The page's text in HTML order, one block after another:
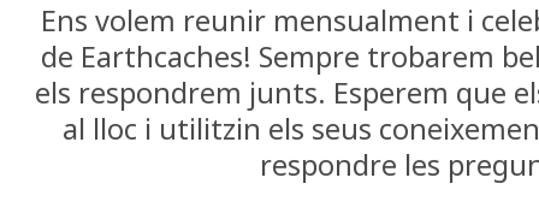
Ens volem reunir mensualment i
de Earthcaches! Sempre trobarem
els respondrem junts. Esperem que
al lloc i utilitzin els seus
respondre les